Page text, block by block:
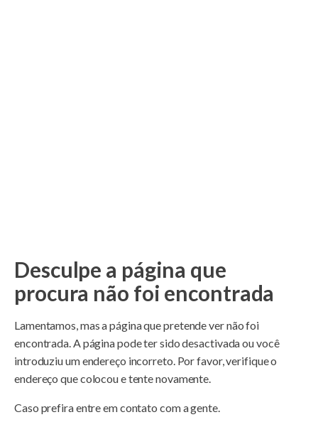
Desculpe a página que
procura não foi encontrada
Lamentamos, mas a página que pretende ver não foi
encontrada. A página pode ter sido desactivada ou você
introduziu um endereço incorreto. Por favor, verifique o
endereço que colocou e tente novamente.
Caso prefira entre em contato com a gente.